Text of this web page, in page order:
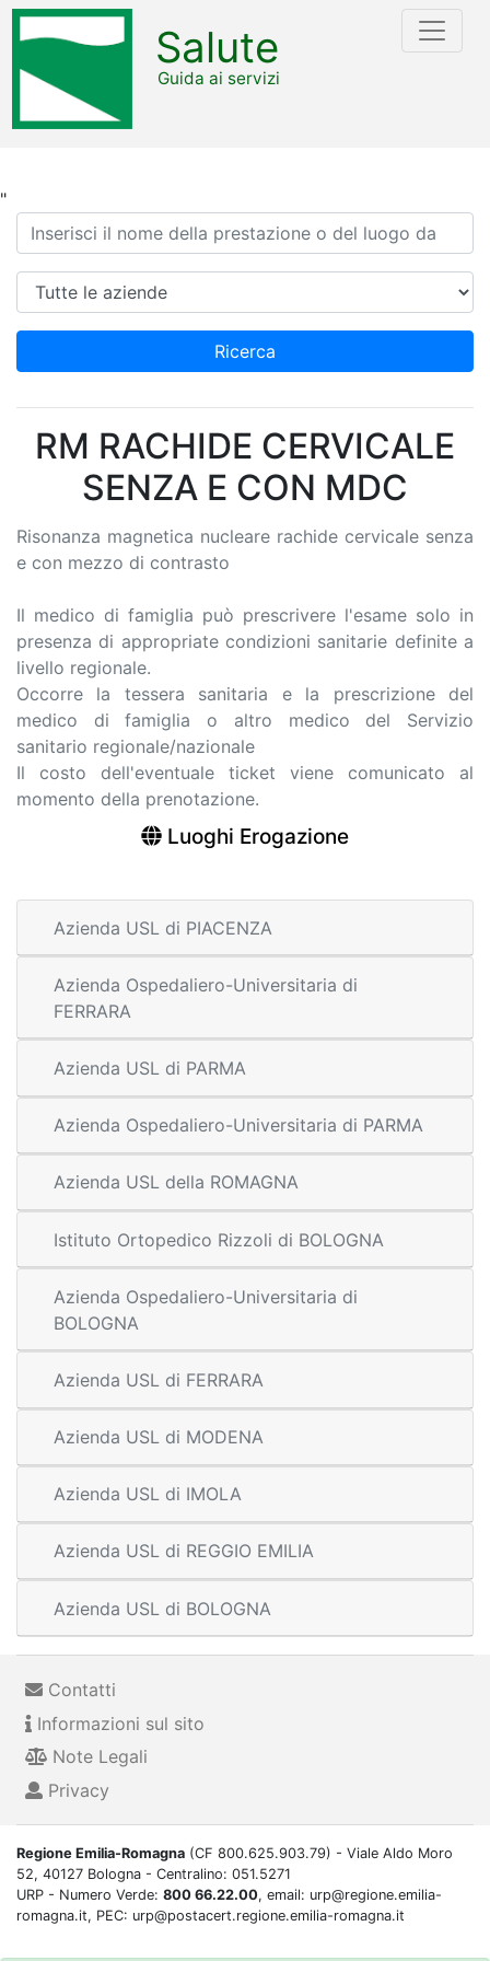
"
Salute
Guida ai servizi
Ricerca
Azienda
Ricerca
RM RACHIDE CERVICALE
SENZA E CON MDC
Risonanza magnetica nucleare rachide cervicale senza
e con mezzo di contrasto
Il medico di famiglia può prescrivere l'esame solo in
presenza di appropriate condizioni sanitarie definite a
livello regionale.
Occorre la tessera sanitaria e la prescrizione del
medico di famiglia o altro medico del Servizio
sanitario regionale/nazionale
Il costo dell'eventuale ticket viene comunicato al
momento della prenotazione.
Luoghi Erogazione
Azienda USL di PIACENZA
Azienda Ospedaliero-Universitaria di
FERRARA
Azienda USL di PARMA
Azienda Ospedaliero-Universitaria di PARMA
Azienda USL della ROMAGNA
Istituto Ortopedico Rizzoli di BOLOGNA
Azienda Ospedaliero-Universitaria di
BOLOGNA
Azienda USL di FERRARA
Azienda USL di MODENA
Azienda USL di IMOLA
Azienda USL di REGGIO EMILIA
Azienda USL di BOLOGNA
Contatti
Informazioni sul sito
Note Legali
Privacy
Regione Emilia-Romagna (CF 800.625.903.79) - Viale Aldo Moro
52, 40127 Bologna - Centralino: 051.5271
URP - Numero Verde: 800 66.22.00, email: urp@regione.emilia-
romagna.it, PEC: urp@postacert.regione.emilia-romagna.it